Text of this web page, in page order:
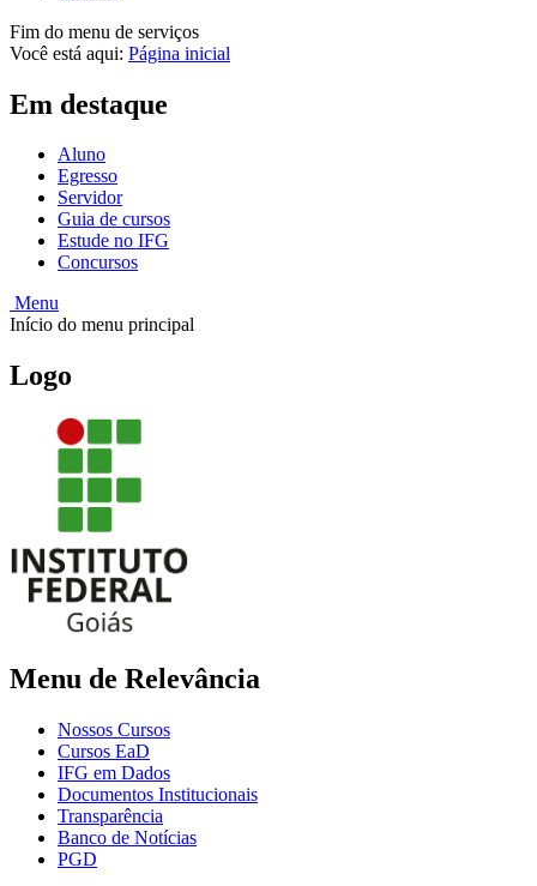
Fim do menu de serviços
Você está aqui: Página inicial
Em destaque
Aluno
Egresso
Servidor
Guia de cursos
Estude no IFG
Concursos
Menu
Início do menu principal
Logo
Menu de Relevância
Nossos Cursos
Cursos EaD
IFG em Dados
Documentos Institucionais
Transparência
Banco de Notícias
PGD